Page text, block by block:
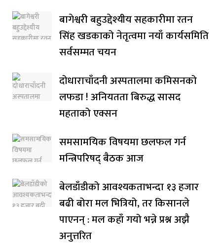
बागेश्वरी बहुउद्देश्यीय सहकारीमा रतन
सिंह खडकाको नेतृत्वमा नयाँ कार्यसमिति
सर्वसम्मत चयन
दोधाराचाँदनी अस्पतालमा कमिसनको
लफडा ! अनियतता बिरुद्ध सासद
महताको एक्सन
समसामयिक विषयमा छलफल गर्न
मन्त्रिपरिषद् बैठक आज
बेलडाँडीको आवश्यकताभन्दा १३ हजार
बढी बोरा मल भित्रियो, तर किसानले
पाएनन् : मल कहाँ गयो भन्ने प्रश्न अझै
अनुत्तरित